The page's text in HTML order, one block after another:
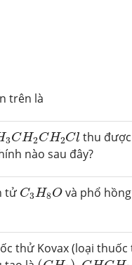
trên là
3CH2CH2Cl
3 CH2 CH2 Cl thu được
nào sau đây?
tử C3H8O
C3 H8Ovà phổ
thử Kovax (loại
(CH3)2CHCH2C